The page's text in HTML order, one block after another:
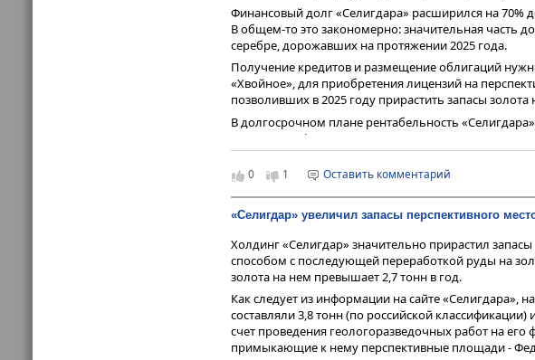
Финансовый долг «Селигдара» расширился на 70%
В общем-то это закономерно: значительная часть
серебре, дорожавших на протяжении 2025 года.
Получение кредитов и размещение облигаций
«Хвойное», для приобретения лицензий на
позволивших в 2025 году прирастить запасы золота
В долгосрочном плане рентабельность
меди и вольфрама, и завершения дорогостоящих
большую лепту внесут освоение месторождения
металлургического комбината - они обеспечат
рынок марочного олова. Текущий же курс акций
однозначно не учитывает тенденции и потенциал
недооцененности его ценных бумаг.
0 1 Оставить комментарий
«Селигдар» увеличил запасы перспективного
Холдинг «Селигдар» значительно прирастил
способом с последующей переработкой руды на
золота на нем превышает 2,7 тонн в год.
Как следует из информации на сайте «Селигдара»,
составляли 3,8 тонн (по российской
счет проведения геологоразведочных работ на
примыкающие к нему перспективные площади -